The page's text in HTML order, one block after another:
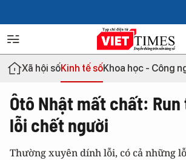
Xã hội sốKinh tế sốKhoa học - Công
Ôtô Nhật mất chất:
lỗi chết người
Thường xuyên dính lỗi, có cả những